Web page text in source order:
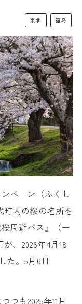
東北 福島
ペーン（ふくし
町内の桜の名所を
周遊バス』（一
、2026年4月18
た。5月6日
つも2025年11月